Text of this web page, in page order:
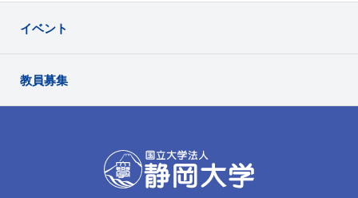
イベント
教員募集